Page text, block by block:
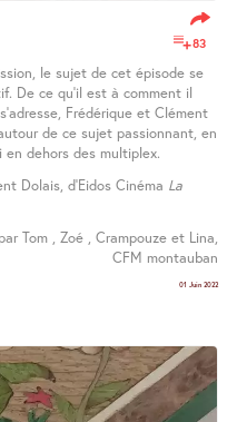
83
le sujet de cet épisode se
De ce qu’il est à comment il
Frédérique et Clément
de ce sujet passionnant, en
dehors des multiplex.
Dolais, d’Eidos Cinéma La
Tom , Zoé , Crampouze et Lina,
CFM montauban
01 Juin 2022